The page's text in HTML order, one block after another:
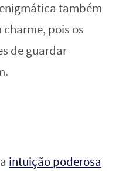
também
pois os
de guardar
intuição poderosa